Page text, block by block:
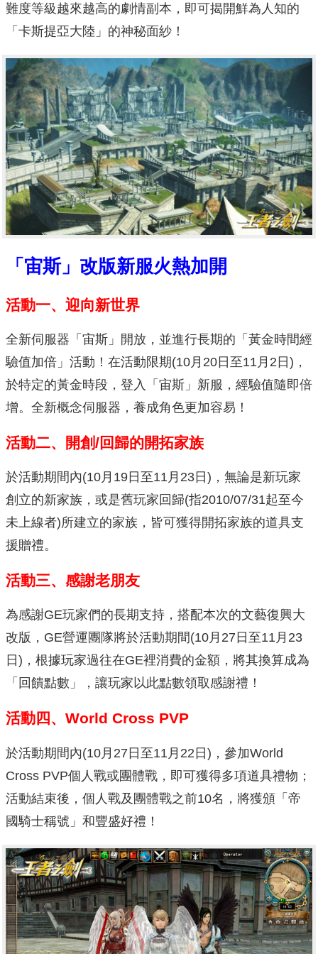
難度等級越來越高的劇情副本，即可揭開鮮為人知的
「卡斯提亞大陸」的神秘面紗！
「宙斯」改版新服火熱加開
活動一、迎向新世界
全新伺服器「宙斯」開放，並進行長期的「黃金時間經
驗值加倍」活動！在活動限期(10月20日至11月2日)，
於特定的黃金時段，登入「宙斯」新服，經驗值隨即倍
增。全新概念伺服器，養成角色更加容易！
活動二、開創/回歸的開拓家族
於活動期間內(10月19日至11月23日)，無論是新玩家
創立的新家族，或是舊玩家回歸(指2010/07/31起至今
未上線者)所建立的家族，皆可獲得開拓家族的道具支
援贈禮。
活動三、感謝老朋友
為感謝GE玩家們的長期支持，搭配本次的文藝復興大
改版，GE營運團隊將於活動期間(10月27日至11月23
日)，根據玩家過往在GE裡消費的金額，將其換算成為
「回饋點數」，讓玩家以此點數領取感謝禮！
活動四、World Cross PVP
於活動期間內(10月27日至11月22日)，參加World
Cross PVP個人戰或團體戰，即可獲得多項道具禮物；
活動結束後，個人戰及團體戰之前10名，將獲頒「帝
國騎士稱號」和豐盛好禮！